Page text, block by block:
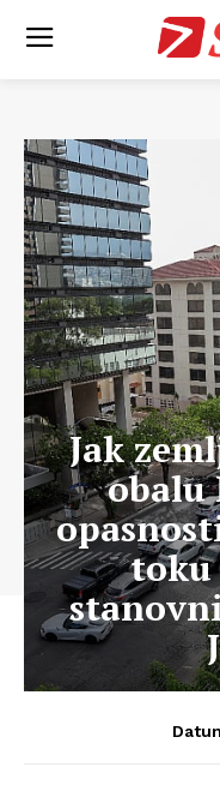
Jak
obalu
toku